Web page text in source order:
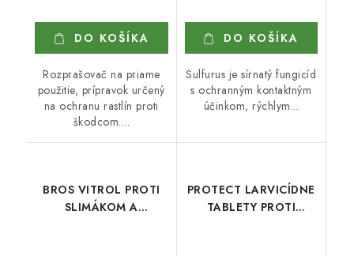
DO KOŠÍKA
Rozprašovač na priame
použitie, prípravok určený
na ochranu rastlín proti
škodcom....
DO KOŠÍKA
Sulfurus je sírnatý fungicíd
s ochranným kontaktným
účinkom, rýchlym...
BROS VITROL PROTI
SLIMÁKOM A
PROTECT LARVICÍDNE
TABLETY PROTI